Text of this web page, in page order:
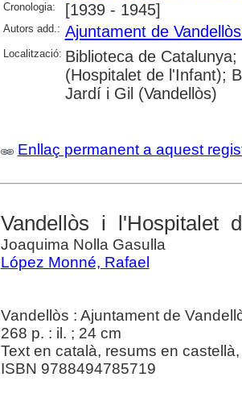
Cronologia: [1939 - 1945]
Autors add.: Ajuntament de
Localització: Biblioteca de
(Hospitalet de l'Infant);
Jardí i Gil (Vandellòs)
Enllaç permanent a aquest
Vandellòs i l'Hospitalet
Joaquima Nolla Gasulla
López Monné, Rafael
Vandellòs : Ajuntament de
268 p. : il. ; 24 cm
Text en català, resums en
ISBN 9788494785719